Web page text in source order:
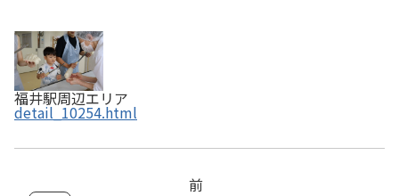
福井駅周辺エリア
detail_10254.html
前